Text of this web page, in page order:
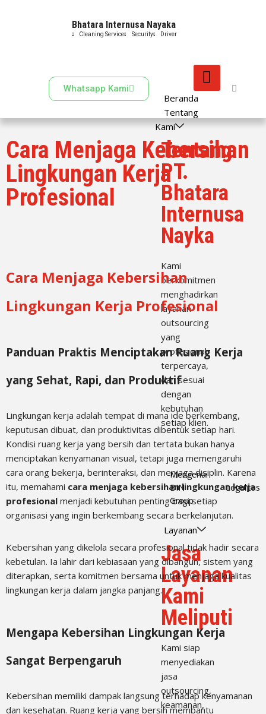
Bhatara Internusa Nayaka
Cleaning Service Security Driver
Whatsapp Kami
Beranda
Tentang
Kami
Tentang
PT.
Bhatara
Internusa
Nayka
Kami
berkomitmen
menghadirkan
layanan
outsourcing
yang
profesional,
terpercaya,
dan sesuai
dengan
kebutuhan
setiap klien.
Mengenai
BIN
Group
Legalitas
Layanan
Jasa
Layanan
Kami
Meliputi
Kami siap
menyediakan
jasa
outsourcing,
keamanan,
Cara Menjaga Kebersihan
Lingkungan Kerja
Profesional
Cara Menjaga Kebersihan
Lingkungan Kerja Profesional
Panduan Praktis Menciptakan Ruang Kerja
yang Sehat, Rapi, dan Produktif
Lingkungan kerja adalah tempat di mana ide berkembang,
keputusan dibuat, dan produktivitas dibentuk setiap hari.
Kondisi ruang kerja yang bersih dan tertata bukan hanya
menciptakan kenyamanan visual, tetapi juga memengaruhi
cara orang bekerja, berinteraksi, dan menjaga disiplin. Karena
itu, memahami cara menjaga kebersihan lingkungan kerja
profesional menjadi kebutuhan penting bagi setiap
organisasi yang ingin berkembang secara berkelanjutan.
Kebersihan yang dikelola secara profesional tidak hadir secara
kebetulan. Ia lahir dari kebiasaan yang dibangun, sistem yang
diterapkan, serta komitmen bersama untuk menjaga kualitas
lingkungan kerja dalam jangka panjang.
Mengapa Kebersihan Lingkungan Kerja
Sangat Berpengaruh
Kebersihan memiliki dampak langsung terhadap kenyamanan
dan kesehatan. Ruang kerja yang bersih membantu